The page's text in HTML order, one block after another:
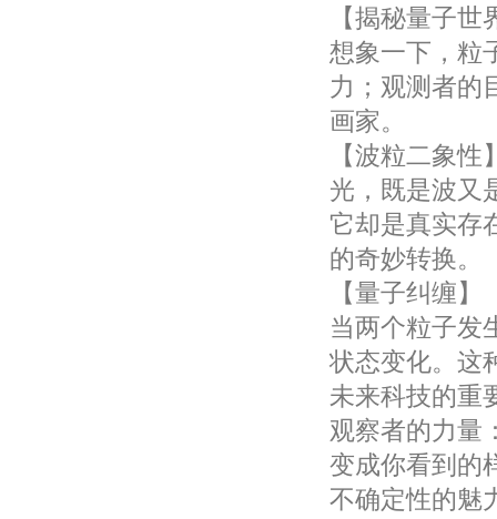
【揭秘量子世
想象一下，粒
力；观测者的
画家。
【波粒二象性
光，既是波又
它却是真实存
的奇妙转换。
【量子纠缠】
当两个粒子发
状态变化。这
未来科技的重
观察者的力量
变成你看到的
不确定性的魅